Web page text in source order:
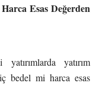
Esas Değerden
yatırım
bedel mi harca esas